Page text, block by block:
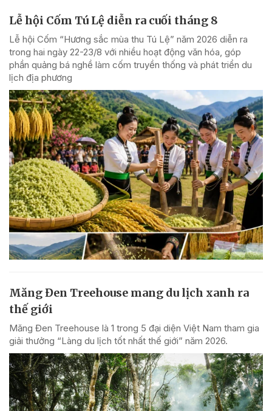
Lễ hội Cốm Tú Lệ diễn ra cuối tháng 8
Lễ hội Cốm “Hương sắc mùa thu Tú Lệ” năm 2026 diễn ra
trong hai ngày 22-23/8 với nhiều hoạt động văn hóa, góp
phần quảng bá nghề làm cốm truyền thống và phát triển du
lịch địa phương
Măng Đen Treehouse mang du lịch xanh ra
thế giới
Măng Đen Treehouse là 1 trong 5 đại diện Việt Nam tham gia
giải thưởng “Làng du lịch tốt nhất thế giới” năm 2026.